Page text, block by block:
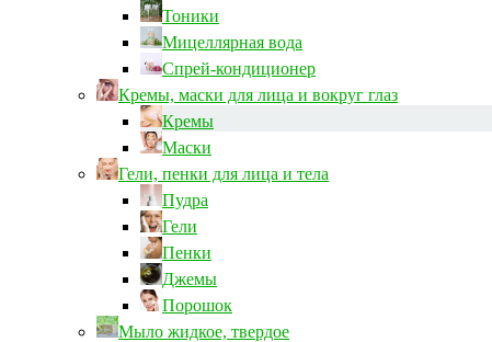
Тоники
Мицеллярная вода
Спрей-кондиционер
Кремы, маски для лица и вокруг глаз
Кремы
Маски
Гели, пенки для лица и тела
Пудра
Гели
Пенки
Джемы
Порошок
Мыло жидкое, твердое